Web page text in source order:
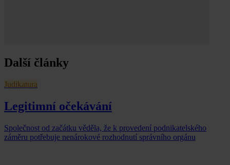
Další články
Judikatura
Legitimní očekávání
Společnost od začátku věděla, že k provedení podnikatelského
záměru potřebuje nenárokové rozhodnutí správního orgánu